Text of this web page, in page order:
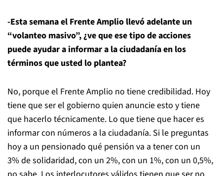
-Esta semana el Frente Amplio llevó adelante un
“volanteo masivo”, ¿ve que ese tipo de acciones
puede ayudar a informar a la ciudadanía en los
términos que usted lo plantea?
No, porque el Frente Amplio no tiene credibilidad. Hoy
tiene que ser el gobierno quien anuncie esto y tiene
que hacerlo técnicamente. Lo que tiene que hacer es
informar con números a la ciudadanía. Si le preguntas
hoy a un pensionado qué pensión va a tener con un
3% de solidaridad, con un 2%, con un 1%, con un 0,5%,